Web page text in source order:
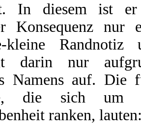
In diesem ist
Konsequenz nur
kleine Randnotiz
darin nur
Namens auf. Die
die sich um
ranken,